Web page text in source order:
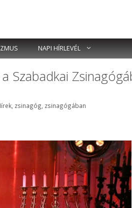
NAPI HÍRLEVÉL
Szabadkai
zsinagóg zsinagógában